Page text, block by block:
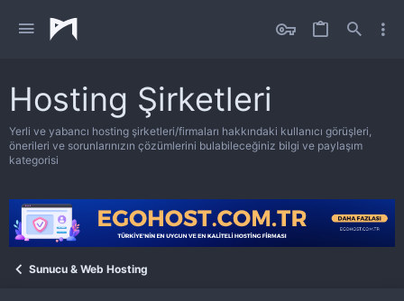
Hosting Şirketleri
Yerli ve yabancı hosting şirketleri/firmaları hakkındaki kullanıcı görüşleri,
önerileri ve sorunlarınızın çözümlerini bulabileceğiniz bilgi ve paylaşım
kategorisi
Sunucu & Web Hosting